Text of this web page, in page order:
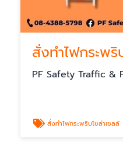
สั่งทำไฟกระพริ
PF Safety Traffic &
สั่งทำไฟกระพริบโซล่าเซลล์